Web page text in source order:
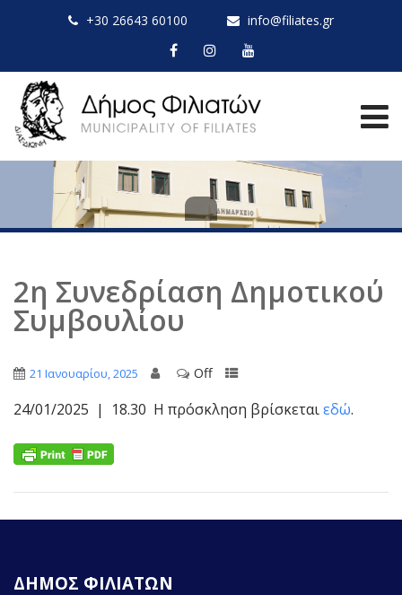
+30 26643 60100 info@filiates.gr
2η Συνεδρίαση Δημοτικού
Συμβουλίου
21 Ιανουαρίου, 2025 Off
24/01/2025 | 18.30 Η πρόσκληση βρίσκεταιεδώ.
ΔΗΜΟΣ ΦΙΛΙΑΤΩΝ